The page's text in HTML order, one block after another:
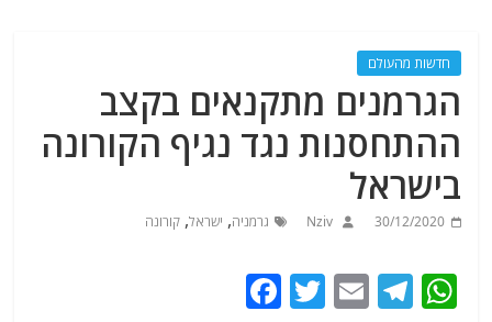
חדשות מהעולם
הגרמנים מתקנאים בקצב
ההתחסנות נגד נגיף הקורונה
בישראל
30/12/2020
Nziv גרמניה, ישראל,קורונה
W
T
E
T